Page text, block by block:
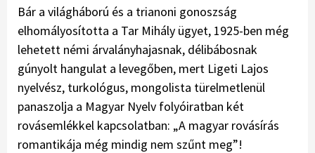
Bár a világháború és a trianoni gonoszság
elhomályosította a Tar Mihály ügyet, 1925-ben még
lehetett némi árvalányhajasnak, délibábosnak
gúnyolt hangulat a levegőben, mert Ligeti Lajos
nyelvész, turkológus, mongolista türelmetlenül
panaszolja a Magyar Nyelv folyóiratban két
rovásemlékkel kapcsolatban: „A magyar rovásírás
romantikája még mindig nem szűnt meg”!